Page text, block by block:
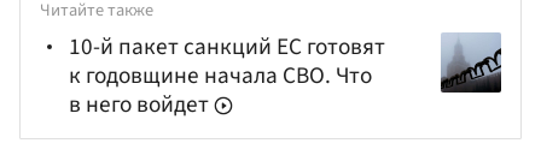
Читайте также
10-й пакет санкций ЕС готовят
к годовщине начала СВО. Что
в него войдет